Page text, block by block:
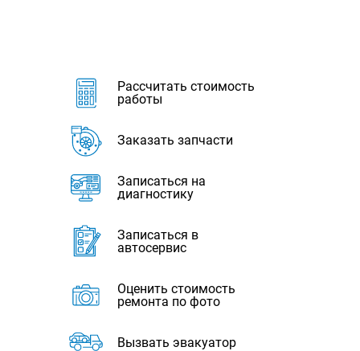
Рассчитать стоимость
работы
Заказать запчасти
Записаться на
диагностику
Записаться в
автосервис
Оценить стоимость
ремонта по фото
Вызвать эвакуатор